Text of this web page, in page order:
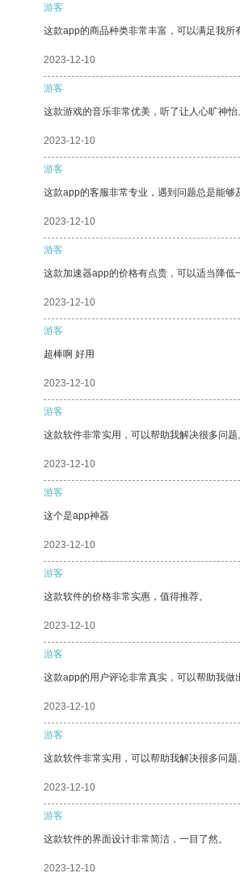
游客
这款app的商品种类非常丰富，可以满足我所
2023-12-10
游客
这款游戏的音乐非常优美，听了让人心旷神怡
2023-12-10
游客
这款app的客服非常专业，遇到问题总是能够
2023-12-10
游客
这款加速器app的价格有点贵，可以适当降低
2023-12-10
游客
超棒啊 好用
2023-12-10
游客
这款软件非常实用，可以帮助我解决很多问
2023-12-10
游客
这个是app神器
2023-12-10
游客
这款软件的价格非常实惠，值得推荐。
2023-12-10
游客
这款app的用户评论非常真实，可以帮助我做
2023-12-10
游客
这款软件非常实用，可以帮助我解决很多问题
2023-12-10
游客
这款软件的界面设计非常简洁，一目了然。
2023-12-10